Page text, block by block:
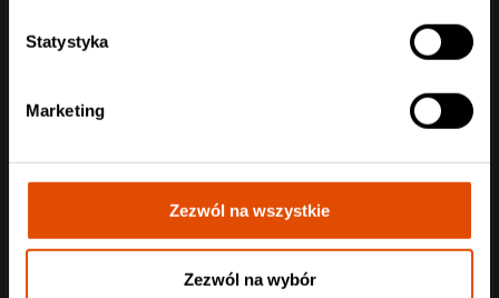
Statystyka
Marketing
Zezwól na wszystkie
Zezwól na wybór
żywcem z lat 80. South of Salem rozczulą was i podniosą
wam testosteron najprawdziwszym i najszczerszym hard
https://www.facebook.com/southofsalemband
https://www.youtube.com/watch?v=6NhQSBlpohM